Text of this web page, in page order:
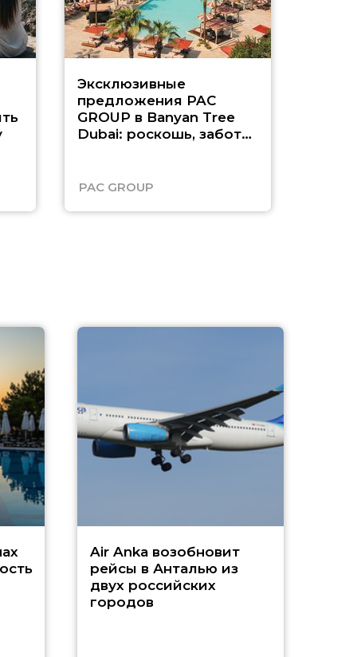
Эксклюзивные
предложения PAC
GROUP в Banyan Tree
Dubai: роскошь, забота
PAC GROUP
Air Anka возобновит
рейсы в Анталью из
двух российских
городов